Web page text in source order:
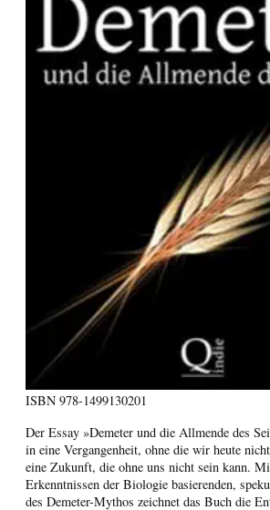
ISBN 978-1499130201
Der Essay »Demeter und die Allmende des
in eine Vergangenheit, ohne die wir heute
eine Zukunft, die ohne uns nicht sein kann.
Erkenntnissen der Biologie basierenden,
des Demeter-Mythos zeichnet das Buch die